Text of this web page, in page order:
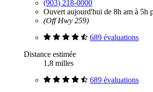
(903) 218-0000
Ouvert aujourd'hui de 8h am à 5h
(Off Hwy 259)
689 évaluations
Distance estimée
1,8 milles
689 évaluations